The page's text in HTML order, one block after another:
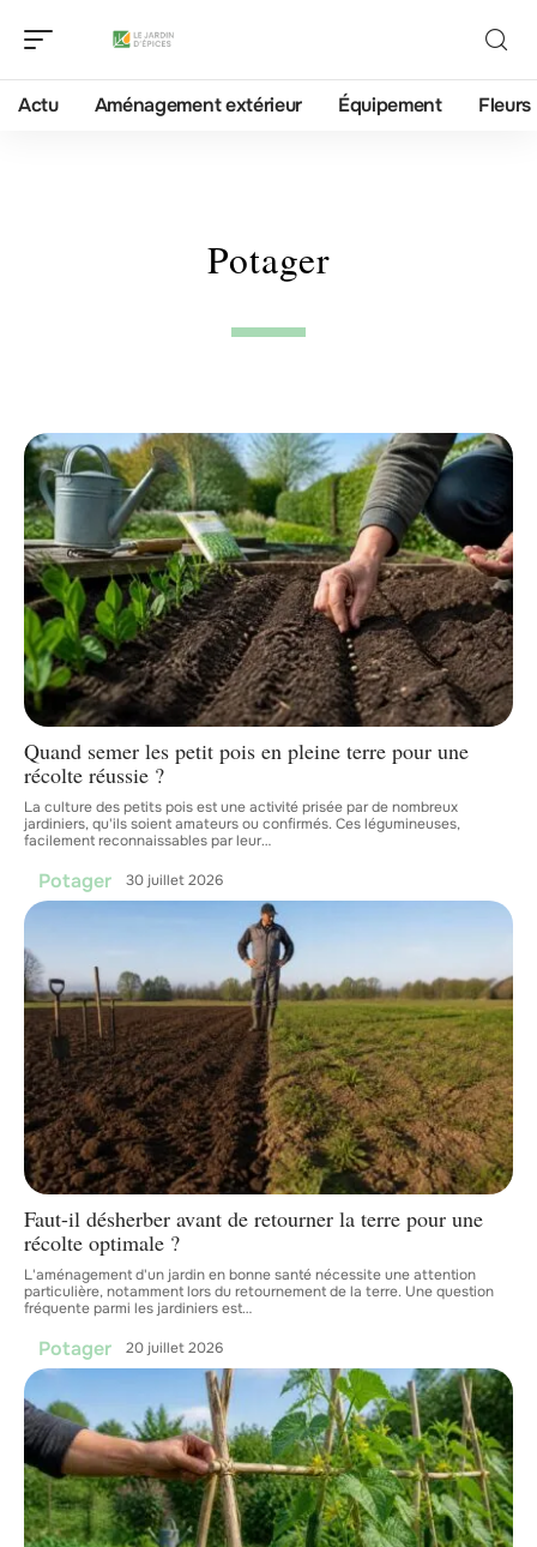
Actu Aménagement extérieur Équipement Fleurs
Potager
Quand semer les petit pois en pleine terre pour une
récolte réussie ?
La culture des petits pois est une activité prisée par de nombreux
jardiniers, qu'ils soient amateurs ou confirmés. Ces légumineuses,
facilement reconnaissables par leur…
Potager 30 juillet 2026
Faut-il désherber avant de retourner la terre pour une
récolte optimale ?
L'aménagement d'un jardin en bonne santé nécessite une attention
particulière, notamment lors du retournement de la terre. Une question
fréquente parmi les jardiniers est…
Potager 20 juillet 2026